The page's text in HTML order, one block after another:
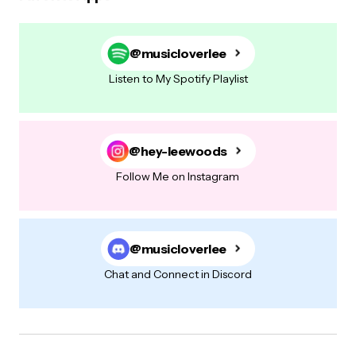
sentir mais a mesma paixão. bjs
É verdade guri, nos entendemos mto bem até
mesmo tempo iguais pq não gostamos dos
times tricolores locais c/ aquelas camisas tipo
Derby. Bjs
Patthy
Responder
BEM GURI,MEU FORTE NAO É JOGO…MUITO MENOS
@musicloverlee
Listen to My Spotify Playlist
@hey-leewoods
Follow Me on Instagram
@musicloverlee
Chat and Connect in Discord